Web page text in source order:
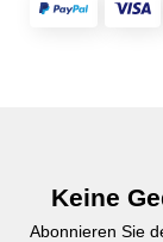
Keine
Abonnieren Sie